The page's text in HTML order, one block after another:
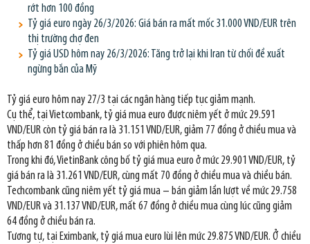
rớt hơn 100 đồng
Tỷ giá euro ngày 26/3/2026: Giá bán ra mất mốc 31.000 VND/EUR trên
thị trường chợ đen
Tỷ giá USD hôm nay 26/3/2026: Tăng trở lại khi Iran từ chối đề xuất
ngừng bắn của Mỹ
Tỷ giá euro hôm nay 27/3 tại các ngân hàng tiếp tục giảm mạnh.
Cụ thể, tại Vietcombank, tỷ giá mua euro được niêm yết ở mức 29.591
VND/EUR còn tỷ giá bán ra là 31.151 VND/EUR, giảm 77 đồng ở chiều mua và
thấp hơn 81 đồng ở chiều bán so với phiên hôm qua.
Trong khi đó, VietinBank công bố tỷ giá mua euro ở mức 29.901 VND/EUR, tỷ
giá bán ra là 31.261 VND/EUR, cùng mất 70 đồng ở chiều mua và chiều bán.
Techcombank cũng niêm yết tỷ giá mua – bán giảm lần lượt về mức 29.758
VND/EUR và 31.137 VND/EUR, mất 67 đồng ở chiều mua cùng lúc cũng giảm
64 đồng ở chiều bán ra.
Tương tự, tại Eximbank, tỷ giá mua euro lùi lên mức 29.875 VND/EUR. Ở chiều